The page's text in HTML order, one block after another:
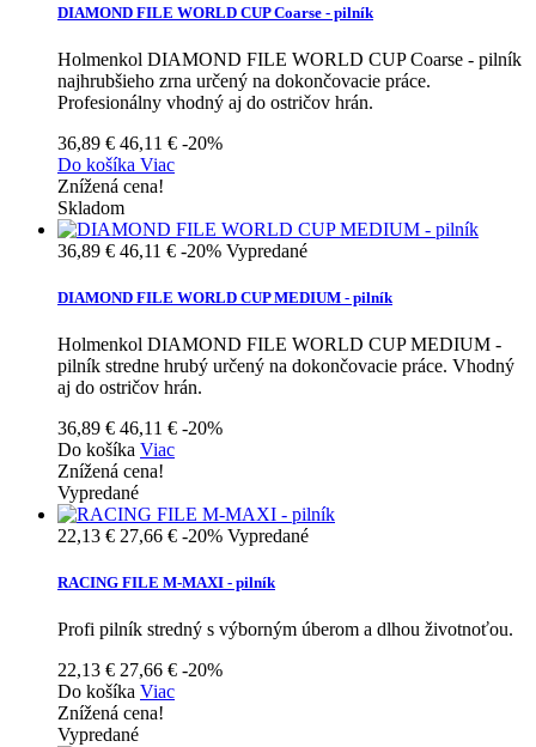
DIAMOND FILE WORLD CUP Coarse - pilník
Holmenkol DIAMOND FILE WORLD CUP Coarse - pilník
najhrubšieho zrna určený na dokončovacie práce.
Profesionálny vhodný aj do ostričov hrán.
36,89 € 46,11 € -20%
Do košíka Viac
Znížená cena!
Skladom
36,89 € 46,11 € -20% Vypredané
DIAMOND FILE WORLD CUP MEDIUM - pilník
Holmenkol DIAMOND FILE WORLD CUP MEDIUM -
pilník stredne hrubý určený na dokončovacie práce. Vhodný
aj do ostričov hrán.
36,89 € 46,11 € -20%
Do košíka Viac
Znížená cena!
Vypredané
22,13 € 27,66 € -20% Vypredané
RACING FILE M-MAXI - pilník
Profi pilník stredný s výborným úberom a dlhou životnoťou.
22,13 € 27,66 € -20%
Do košíka Viac
Znížená cena!
Vypredané